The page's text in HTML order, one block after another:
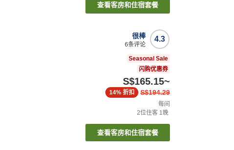
查看客房和住宿套餐
4.3
很棒
6条评论
Seasonal Sale
闪购优惠券
S$165.15~
S$194.29
14% 折扣
每间
2位住客 1晚
查看客房和住宿套餐